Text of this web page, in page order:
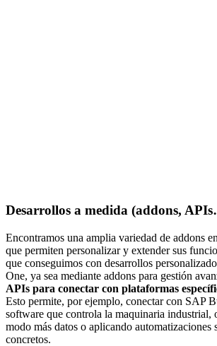
Desarrollos a medida (addons,
Encontramos una amplia variedad de addons
que permiten personalizar y extender sus
que conseguimos con desarrollos
One, ya sea mediante addons para gestión
APIs para conectar con plataformas
Esto permite, por ejemplo, conectar con SAP
software que controla la maquinaria industrial,
modo más datos o aplicando automatizaciones
concretos.